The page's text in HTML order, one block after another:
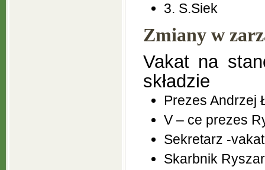
3. S.Siek
Zmiany w
Vakat na
składzie
Prezes Andrzej
V – ce prezes
Sekretarz -vakat
Skarbnik